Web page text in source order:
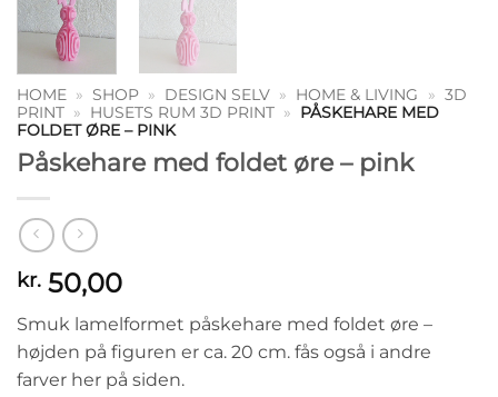
HOME » SHOP » DESIGN SELV » HOME & LIVING » 3D
PRINT » HUSETS RUM 3D PRINT »
PÅSKEHARE MED
FOLDET ØRE – PINK
Påskehare med foldet øre – pink
kr. 50,00
Smuk lamelformet påskehare med foldet øre –
højden på figuren er ca. 20 cm. fås også i andre
farver her på siden.